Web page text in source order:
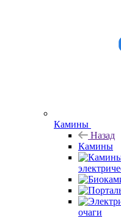
Камины
Назад
Камины
очаги